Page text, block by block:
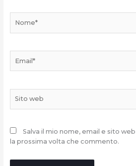
web
Salva il mio nome, email e sito
la prossima volta che commento.